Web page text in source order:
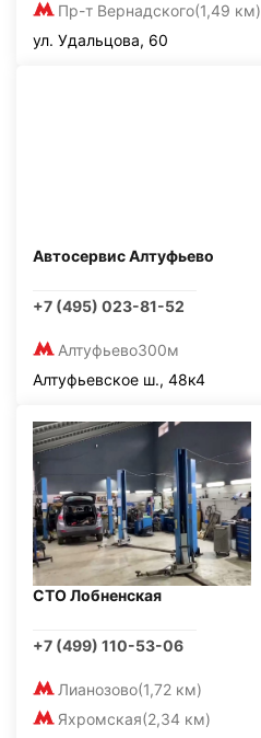
Пр-т Вернадского(1,49 км)
ул. Удальцова, 60
Автосервис Алтуфьево
+7 (495) 023-81-52
Алтуфьево300м
Алтуфьевское ш., 48к4
СТО Лобненская
+7 (499) 110-53-06
Лианозово(1,72 км)
Яхромская(2,34 км)